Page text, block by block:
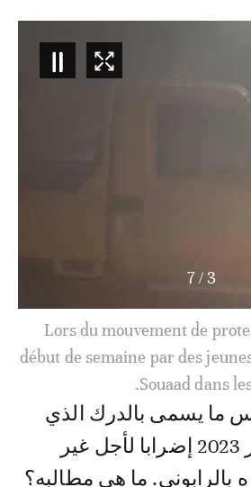
4
/
7
Lors du mouvement de
début de semaine par des
Souaad dans
ما يسمى بالدرك الذي
نظم يوم 26 نونبر 2023 إضرابا لأجل غير
ما هي مطالبه؟